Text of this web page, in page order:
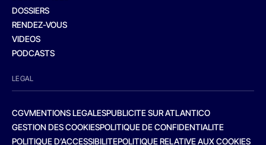
DOSSIERS
RENDEZ-VOUS
VIDEOS
PODCASTS
LEGAL
CGVMENTIONS LEGALESPUBLICITE SUR ATLANTICO
GESTION DES COOKIESPOLITIQUE DE CONFIDENTIALITE
POLITIQUE D’ACCESSIBILITEPOLITIQUE RELATIVE AUX COOKIES